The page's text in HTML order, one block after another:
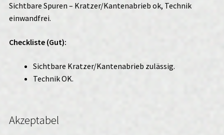
Sichtbare Spuren – Kratzer/Kantenabrieb ok, Technik
einwandfrei.
Checkliste (Gut):
Sichtbare Kratzer/Kantenabrieb zulässig.
Technik OK.
Akzeptabel